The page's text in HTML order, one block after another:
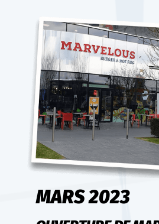
MARS 2023